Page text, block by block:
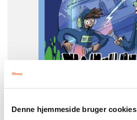
Denne hjemmeside bruger cookies
9788723575050